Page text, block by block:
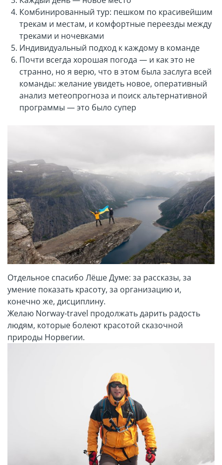
Комбинированный тур: пешком по красивейшим
трекам и местам, и комфортные переезды между
треками и ночевками
Индивидуальный подход к каждому в команде
Почти всегда хорошая погода — и как это не
странно, но я верю, что в этом была заслуга всей
команды: желание увидеть новое, оперативный
анализ метеопрогноза и поиск альтернативной
программы — это было супер
Отдельное спасибо Лёше Думе: за рассказы, за
умение показать красоту, за организацию и,
конечно же, дисциплину.
Желаю Norway-travel продолжать дарить радость
людям, которые болеют красотой сказочной
природы Норвегии.